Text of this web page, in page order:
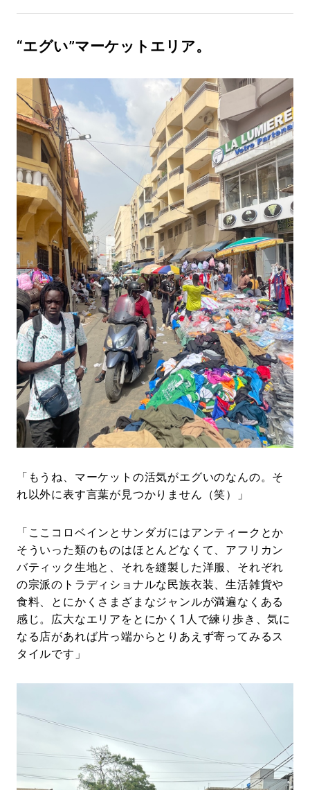
“エグい”マーケットエリア。
「もうね、マーケットの活気がエグいのなんの。そ
れ以外に表す言葉が見つかりません（笑）」
「ここコロベインとサンダガにはアンティークとか
そういった類のものはほとんどなくて、アフリカン
バティック生地と、それを縫製した洋服、それぞれ
の宗派のトラディショナルな民族衣装、生活雑貨や
食料、とにかくさまざまなジャンルが満遍なくある
感じ。広大なエリアをとにかく1人で練り歩き、気に
なる店があれば片っ端からとりあえず寄ってみるス
タイルです」